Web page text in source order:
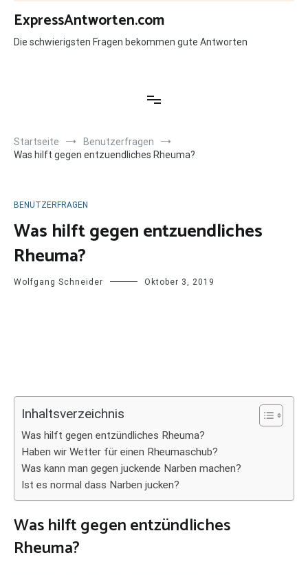
Zum
Inhalt
springen
ExpressAntworten.com
Die schwierigsten Fragen bekommen gute Antworten
Startseite
Benutzerfragen
Was hilft gegen entzuendliches Rheuma?
BENUTZERFRAGEN
Was hilft gegen entzuendliches
Rheuma?
Wolfgang Schneider Oktober 3, 2019
Inhaltsverzeichnis
Was hilft gegen entzündliches Rheuma?
Haben wir Wetter für einen Rheumaschub?
Was kann man gegen juckende Narben machen?
Ist es normal dass Narben jucken?
Was hilft gegen entzündliches
Rheuma?